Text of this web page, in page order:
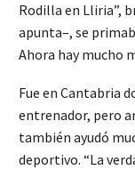
Rodilla en Lliria”,
apunta–, se
Ahora hay mucho
Fue en Cantabria
entrenador, pero
también ayudó
deportivo. “La